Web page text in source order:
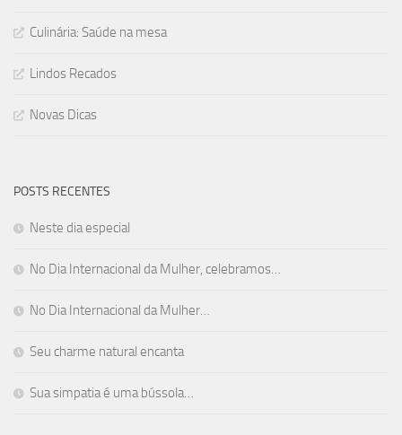
Culinária: Saúde na mesa
Lindos Recados
Novas Dicas
POSTS RECENTES
Neste dia especial
No Dia Internacional da Mulher, celebramos…
No Dia Internacional da Mulher…
Seu charme natural encanta
Sua simpatia é uma bússola…